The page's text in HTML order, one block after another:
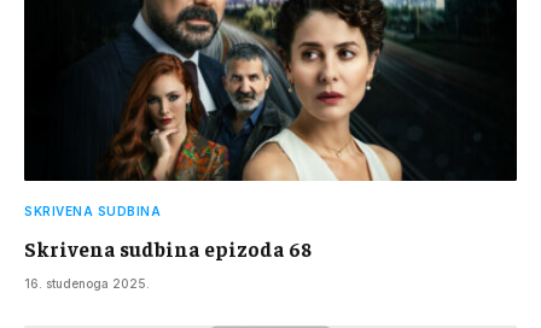
SKRIVENA SUDBINA
Skrivena sudbina epizoda 68
16. studenoga 2025.